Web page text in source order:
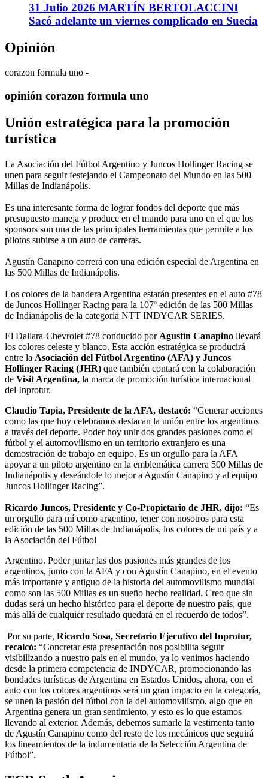
31 Julio 2026 MARTÍN BERTOLACCINI
Sacó adelante un viernes complicado en Suecia
Opinión
corazon formula uno -
opinión corazon formula uno
Unión estratégica para la promoción
turística
La Asociación del Fútbol Argentino y Juncos Hollinger Racing se
unen para seguir festejando el Campeonato del Mundo en las 500
Millas de Indianápolis.
Es una interesante forma de lograr fondos del deporte que más
presupuesto maneja y produce en el mundo para uno en el que los
sponsors son una de las principales herramientas que permite a los
pilotos subirse a un auto de carreras.
Agustín Canapino correrá con una edición especial de Argentina en
las 500 Millas de Indianápolis.
Los colores de la bandera Argentina estarán presentes en el auto #78
de Juncos Hollinger Racing para la 107º edición de las 500 Millas
de Indianápolis de la categoría NTT INDYCAR SERIES.
El Dallara-Chevrolet #78 conducido por Agustín Canapino llevará
los colores celeste y blanco. Esta acción estratégica se producirá
entre la Asociación del Fútbol Argentino (AFA) y Juncos
Hollinger Racing (JHR) que también contará con la colaboración
de Visit Argentina, la marca de promoción turística internacional
del Inprotur.
Claudio Tapia, Presidente de la AFA, destacó: “Generar acciones
como las que hoy celebramos destacan la unión entre los argentinos
a través del deporte. Poder hoy unir dos grandes pasiones como el
fútbol y el automovilismo en un territorio extranjero es una
demostración de trabajo en equipo. Es un orgullo para la AFA
apoyar a un piloto argentino en la emblemática carrera 500 Millas de
Indianápolis y deseándole lo mejor a Agustín Canapino y al equipo
Juncos Hollinger Racing”.
Ricardo Juncos, Presidente y Co-Propietario de JHR, dijo: “Es
un orgullo para mí como argentino, tener con nosotros para esta
edición de las 500 Millas de Indianápolis, los colores de mi país y a
la Asociación del Fútbol
Argentino. Poder juntar las dos pasiones más grandes de los
argentinos, junto con la AFA y con Agustín Canapino, en el evento
más importante y antiguo de la historia del automovilismo mundial
como son las 500 Millas es un sueño hecho realidad. Creo que sin
dudas será un hecho histórico para el deporte de nuestro país, que
más allá de cualquier resultado quedará en el recuerdo de todos”.
Por su parte, Ricardo Sosa, Secretario Ejecutivo del Inprotur,
recalcó: “Concretar esta presentación nos posibilita seguir
visibilizando a nuestro país en el mundo, ya lo venimos haciendo
desde la primera competencia de INDYCAR, promocionando las
bondades turísticas de Argentina en Estados Unidos, ahora, con el
auto con los colores argentinos será un gran impacto en la categoría,
se unen la pasión del fútbol con la del automovilismo, algo que en
Argentina genera un gran sentimiento, y esto es lo que estamos
llevando al exterior. Además, debemos sumarle la vestimenta tanto
de Agustín Canapino como del resto de los mecánicos que seguirá
los lineamientos de la indumentaria de la Selección Argentina de
Fútbol”.